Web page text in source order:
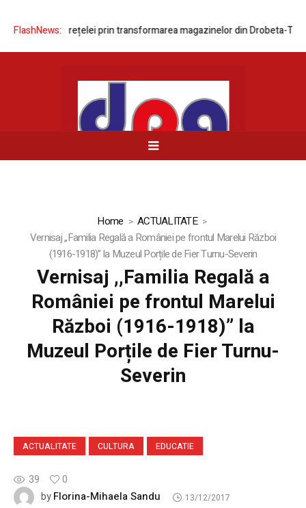
FlashNews:rețelei prin transformarea magazinelor din Drobeta-Turnu
Home
ACTUALITATE
Vernisaj ,,Familia Regală a României pe frontul Marelui Război
(1916-1918)” la Muzeul Porțile de Fier Turnu-Severin
Vernisaj ,,Familia Regală a
României pe frontul Marelui
Război (1916-1918)” la
Muzeul Porțile de Fier Turnu-
Severin
ACTUALITATE CULTURA EDUCATIE
39
0
byFlorina-Mihaela Sandu 13/12/2017